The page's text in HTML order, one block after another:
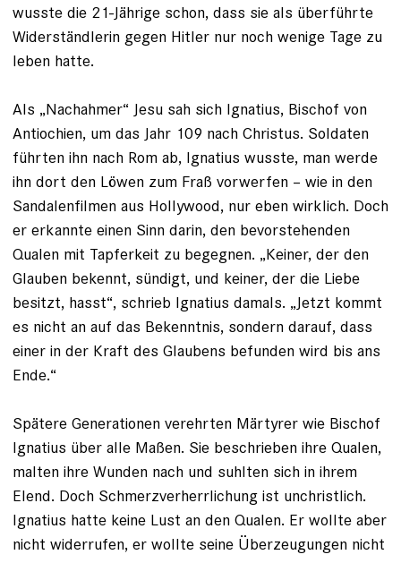
wusste die 21-­Jährige schon, dass sie als überführte
Widerständlerin gegen Hitler nur noch wenige Tage zu
leben hatte.
Als „Nachahmer“ Jesu sah sich Ignatius, Bischof von
Antiochien, um das Jahr 109 nach Christus. Soldaten
führten ihn nach Rom ab, Ignatius wusste, man werde
ihn dort den Löwen zum Fraß vorwerfen – wie in den
Sandalen­filmen aus Hollywood, nur eben wirklich. Doch
er erkannte einen Sinn darin, den bevorstehenden
Qualen mit Tapferkeit zu begegnen. „Keiner, der den
Glauben bekennt, sündigt, und ­keiner, der die Liebe
besitzt, hasst“, schrieb Ignatius damals. „Jetzt kommt
es nicht an auf das Bekenntnis, sondern darauf, dass
einer in der Kraft des Glaubens befunden wird bis ans
Ende.“
Spätere Generationen verehrten Mär­tyrer wie Bischof
Ignatius über alle Maßen. Sie beschrieben ihre Qualen,
malten ihre Wunden nach und suhlten sich in ihrem
Elend. Doch Schmerzverherrlichung ist unchristlich.
Ignatius hatte keine Lust an den Qualen. Er wollte aber
nicht widerrufen, er wollte seine Überzeugungen nicht